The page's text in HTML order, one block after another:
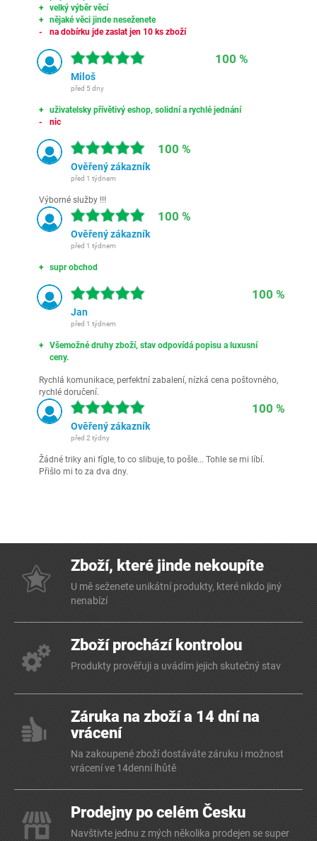
velký výběr věcí
nějaké věci jinde neseženete
na dobírku jde zaslat jen 10 ks zboží
100 %
Miloš
před 5 dny
uživatelsky přívětivý eshop, solidní a rychlé jednání
nic
100 %
Ověřený zákazník
před 1 týdnem
Výborné služby !!!
100 %
Ověřený zákazník
před 1 týdnem
supr obchod
100 %
Jan
před 1 týdnem
Všemožné druhy zboží, stav odpovídá popisu a luxusní
ceny.
Rychlá komunikace, perfektní zabalení, nízká cena poštovného,
rychlé doručení.
100 %
Ověřený zákazník
před 2 týdny
Žádné triky ani fígle, to co slibuje, to pošle... Tohle se mi líbí.
Přišlo mi to za dva dny.
Zboží, které jinde nekoupíte
U mě seženete unikátní produkty, které nikdo jiný
nenabízí
Zboží prochází kontrolou
Produkty prověřuji a uvádím jejich skutečný stav
Záruka na zboží a 14 dní na
vrácení
Na zakoupené zboží dostáváte záruku i možnost
vrácení ve 14denní lhůtě
Prodejny po celém Česku
Navštivte jednu z mých několika prodejen se super